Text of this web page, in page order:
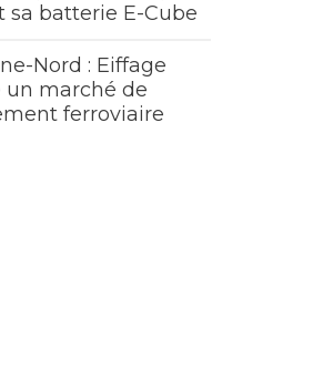
sa batterie E-Cube
Nord : Eiffage
marché de
ferroviaire